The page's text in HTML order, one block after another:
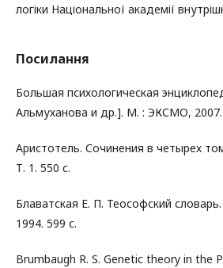
логіки Національної академії
Посилання
Большая психологическая
Альмуханова и др.]. М. : ЭКСМО, 2007.
Аристотель. Сочинения в четырех
Т. 1. 550 с.
Блаватская Е. П. Теософский
1994. 599 с.
Brumbaugh R. S. Genetic theory in the